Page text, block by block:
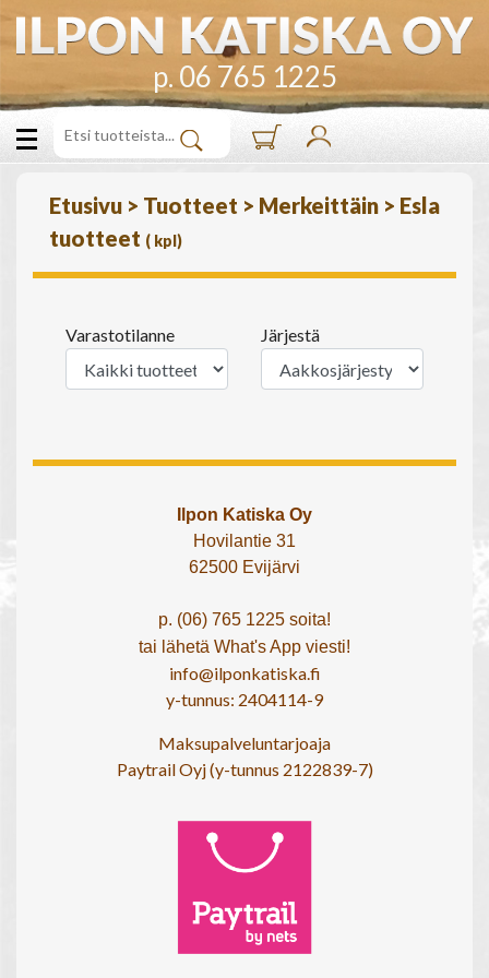
p. 06 765 1225
Etusivu > Tuotteet > Merkeittäin > Esla
tuotteet ( kpl)
Varastotilanne Järjestä
Ilpon Katiska Oy
Hovilantie 31
62500 Evijärvi
p. (06) 765 1225 soita!
tai lähetä What's App viesti!
info@ilponkatiska.fi
y-tunnus: 2404114-9
Maksupalveluntarjoaja
Paytrail Oyj (y-tunnus 2122839-7)